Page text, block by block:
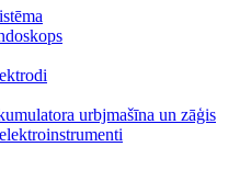
urbjmašīna un zāģis